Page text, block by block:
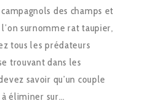
des champs et
surnomme rat taupier,
tous les prédateurs
trouvant dans les
savoir qu’un couple
éliminer sur…